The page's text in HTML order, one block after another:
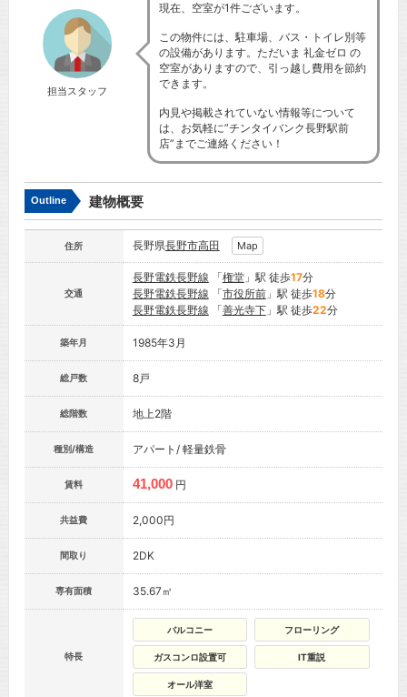
担当スタッフ
現在、空室が1件ございます。
この物件には、駐車場、バス・トイレ別等
の設備があります。ただいま 礼金ゼロ の
空室がありますので、引っ越し費用を節約
できます。
内見や掲載されていない情報等について
は、お気軽に”チンタイバンク長野駅前
店”までご連絡ください！
Outline 建物概要
住所 長野県長野市高田 Map
交通
長野電鉄長野線 「権堂」駅 徒歩17分
長野電鉄長野線 「市役所前」駅 徒歩18分
長野電鉄長野線 「善光寺下」駅 徒歩22分
築年月 1985年3月
総戸数 8戸
総階数 地上2階
種別/構造 アパート/ 軽量鉄骨
賃料 41,000 円
共益費 2,000円
間取り 2DK
専有面積 35.67㎡
特長
バルコニー フローリング
ガスコンロ設置可 IT重説
オール洋室